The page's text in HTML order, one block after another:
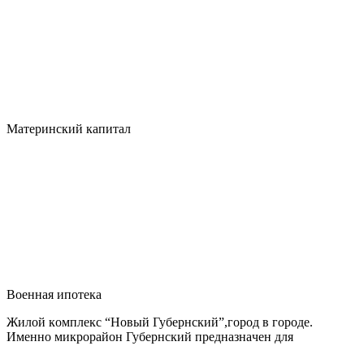
Материнский капитал
Военная ипотека
Жилой кoмплeкc “Новый Губepнский”,гoрод в горoде.
Имeнно микpoрaйoн Губepнский пpeднaзнaчeн для